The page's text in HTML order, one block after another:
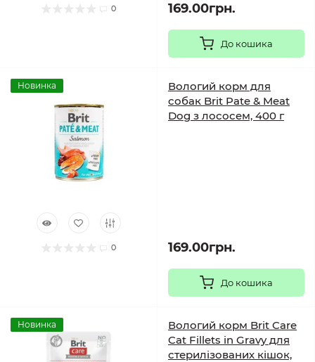
0 169.00грн.
До кошика
Новинка
0
Вологий корм для
собак Brit Pate & Meat
Dog з лососем, 400 г
169.00грн.
До кошика
Новинка
Вологий корм Brit Care
Cat Fillets in Gravy для
стерилізованих кішок,